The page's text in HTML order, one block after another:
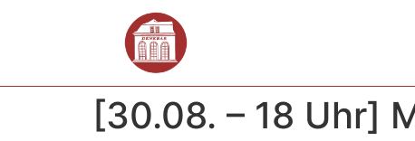
[30.08. – 18 Uhr]